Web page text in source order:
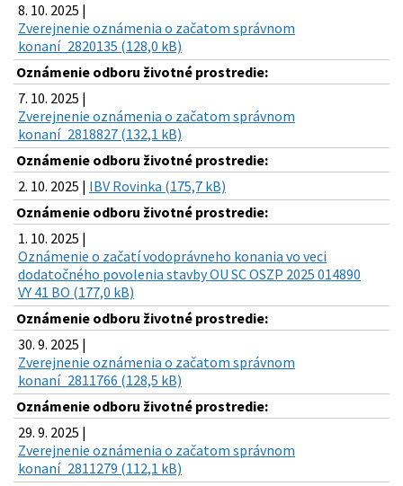
8. 10. 2025 |
Zverejnenie oznámenia o začatom správnom
konaní_2820135 (128,0 kB)
Oznámenie odboru životné prostredie:
7. 10. 2025 |
Zverejnenie oznámenia o začatom správnom
konaní_2818827 (132,1 kB)
Oznámenie odboru životné prostredie:
2. 10. 2025 | IBV Rovinka (175,7 kB)
Oznámenie odboru životné prostredie:
1. 10. 2025 |
Oznámenie o začatí vodoprávneho konania vo veci
dodatočného povolenia stavby OU SC OSZP 2025 014890
VY 41 BO (177,0 kB)
Oznámenie odboru životné prostredie:
30. 9. 2025 |
Zverejnenie oznámenia o začatom správnom
konaní_2811766 (128,5 kB)
Oznámenie odboru životné prostredie:
29. 9. 2025 |
Zverejnenie oznámenia o začatom správnom
konaní_2811279 (112,1 kB)